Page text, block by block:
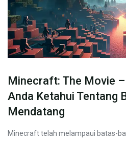
Minecraft: The Movie
Anda Ketahui Tentang
Mendatang
Minecraft telah melampaui batas-